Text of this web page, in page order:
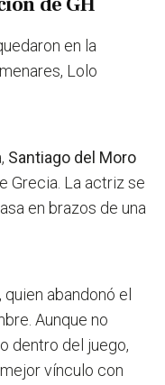
en la
Lolo
Santiago del Moro
Grecia. La actriz se
en brazos de una
abandonó el
Aunque no
dentro del juego,
vínculo con